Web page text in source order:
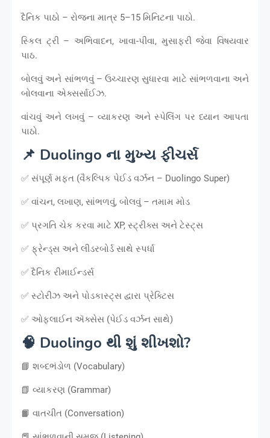
દૈનિક પાઠો – રોજના માત્ર 5–15 મિનિટના પાઠો.
સ્કિલ ટ્રી – અભિવાદન, ખાવા-પીવા, મુસાફરી જેવા વિષયવાર
પાઠ.
બોલવું અને સાંભળવું – ઉચ્ચારણ સુધારવા માટે સાંભળવાના અને
બોલવાના એક્સર્સાઈઝ.
વાંચવું અને લખવું – વ્યાકરણ અને સ્પેલિંગ પર ધ્યાન આપતા
પાઠો.
📌 Duolingo ના મુખ્ય ફીચર્સ
✅ સંપૂર્ણ મફત (વૈકલ્પિક પેઈડ વર્ઝન – Duolingo Super)
✅ વાંચન, લખાણ, સાંભળવું, બોલવું – તમામ મોડ
✅ પ્રગતિ ચેક કરવા માટે XP, સ્ટ્રીક્સ અને ટેસ્ટ્સ
✅ ફ્રેન્ડ્સ અને લીડરબોર્ડ સાથે સ્પર્ધા
✅ દૈનિક રીમાઈન્ડર્સ
✅ સ્ટોરીઝ અને પોડકાસ્ટ્સ દ્વારા પ્રેક્ટિસ
✅ ઓફલાઈન ઍક્સેસ (પેઈડ વર્ઝન સાથે)
🧠 Duolingo થી શું શીખશો?
📘 શબ્દભંડોળ (Vocabulary)
📗 વ્યાકરણ (Grammar)
📙 વાતચીત (Conversation)